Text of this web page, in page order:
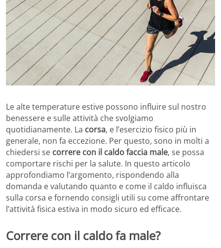
Le alte temperature estive possono influire sul nostro
benessere e sulle attività che svolgiamo
quotidianamente. La corsa, e l’esercizio fisico più in
generale, non fa eccezione. Per questo, sono in molti a
chiedersi se correre con il caldo faccia male, se possa
comportare rischi per la salute. In questo articolo
approfondiamo l’argomento, rispondendo alla
domanda e valutando quanto e come il caldo influisca
sulla corsa e fornendo consigli utili su come affrontare
l’attività fisica estiva in modo sicuro ed efficace.
Correre con il caldo fa male?